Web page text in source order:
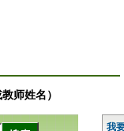
师姓名）
我